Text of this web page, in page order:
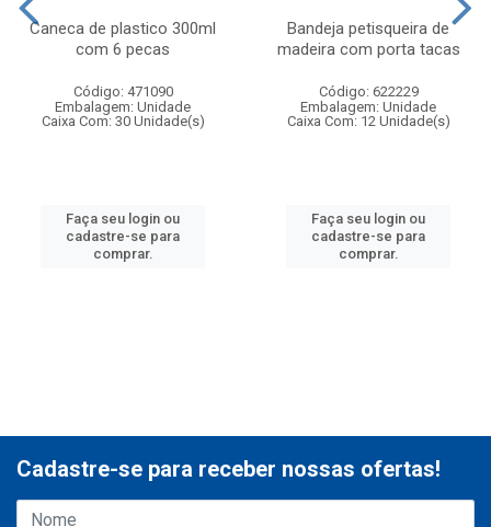
Caneca de plastico 300ml
com 6 pecas
Código: 471090
Embalagem: Unidade
Caixa Com: 30 Unidade(s)
Faça seu login ou
cadastre-se para
comprar.
Bandeja petisqueira de
madeira com porta tacas
Código: 622229
Embalagem: Unidade
Caixa Com: 12 Unidade(s)
Faça seu login ou
cadastre-se para
comprar.
Cadastre-se para receber nossas ofertas!